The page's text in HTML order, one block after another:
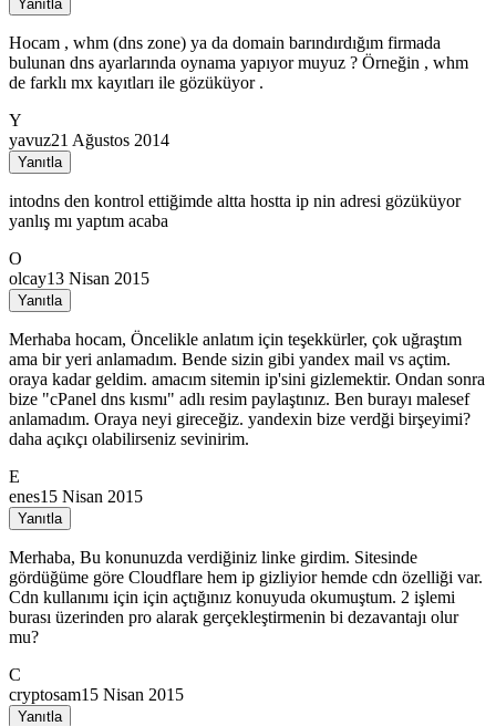
Yanıtla
Hocam , whm (dns zone) ya da domain barındırdığım firmada
bulunan dns ayarlarında oynama yapıyor muyuz ? Örneğin , whm
de farklı mx kayıtları ile gözüküyor .
Y
yavuz21 Ağustos 2014
Yanıtla
intodns den kontrol ettiğimde altta hostta ip nin adresi gözüküyor
yanlış mı yaptım acaba
O
olcay13 Nisan 2015
Yanıtla
Merhaba hocam, Öncelikle anlatım için teşekkürler, çok uğraştım
ama bir yeri anlamadım. Bende sizin gibi yandex mail vs açtim.
oraya kadar geldim. amacım sitemin ip'sini gizlemektir. Ondan sonra
bize "cPanel dns kısmı" adlı resim paylaştınız. Ben burayı malesef
anlamadım. Oraya neyi gireceğiz. yandexin bize verdği birşeyimi?
daha açıkçı olabilirseniz sevinirim.
E
enes15 Nisan 2015
Yanıtla
Merhaba, Bu konunuzda verdiğiniz linke girdim. Sitesinde
gördüğüme göre Cloudflare hem ip gizliyior hemde cdn özelliği var.
Cdn kullanımı için için açtığınız konuyuda okumuştum. 2 işlemi
burası üzerinden pro alarak gerçekleştirmenin bi dezavantajı olur
mu?
C
cryptosam15 Nisan 2015
Yanıtla